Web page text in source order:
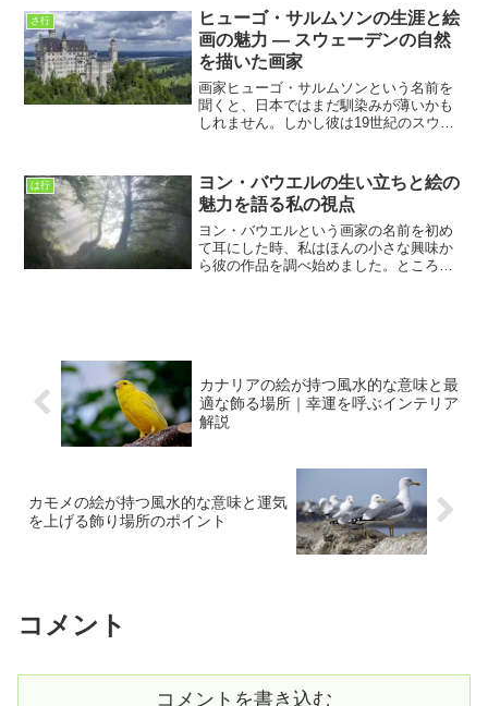
と、中世ヨーロッパの絵を眺めたくなり
ます。その中でも、不思議なく...
さ行
ヒューゴ・サルムソンの生涯と絵
画の魅力 ― スウェーデンの自然
を描いた画家
画家ヒューゴ・サルムソンという名前を
聞くと、日本ではまだ馴染みが薄いかも
しれません。しかし彼は19世紀のスウェ
ことで知られています。彼の作品には、
ヨーロッパ美術の流れの...
は行
ヨン・バウエルの生い立ちと絵の
魅力を語る私の視点
ヨン・バウエルという画家の名前を初め
て耳にした時、私はほんの小さな興味か
ら彼の作品を調べ始めました。ところ
カナリアの絵が持つ風水的な意味と最
適な飾る場所｜幸運を呼ぶインテリア
解説
カモメの絵が持つ風水的な意味と運気
を上げる飾り場所のポイント
コメント
コメントを書き込む